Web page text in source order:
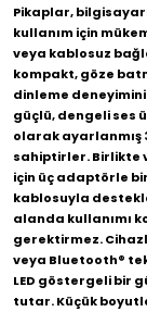
Pikaplar,
kullanım için
veya kablosuz
kompakt, göze
dinleme
güçlü, dengeli ses
olarak ayarlanmış
sahiptirler. Birlikte
için üç adaptörle
kablosuyla
alanda kullanımı
gerektirmez.
veya Bluetooth®
LED göstergeli bir
tutar. Küçük